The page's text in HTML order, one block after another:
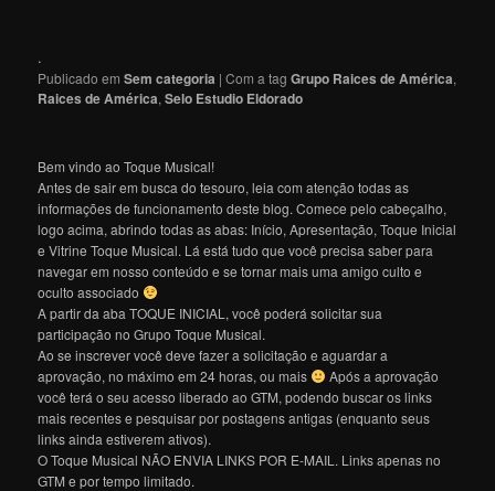
.
Publicado em Sem categoria |Com a tagGrupo Raices de América,
Raices de América,Selo Estudio Eldorado
Bem vindo ao Toque Musical!
Antes de sair em busca do tesouro, leia com atenção todas as
informações de funcionamento deste blog. Comece pelo cabeçalho,
logo acima, abrindo todas as abas: Início, Apresentação, Toque Inicial
e Vitrine Toque Musical. Lá está tudo que você precisa saber para
navegar em nosso conteúdo e se tornar mais uma amigo culto e
oculto associado
A partir da aba TOQUE INICIAL, você poderá solicitar sua
participação no Grupo Toque Musical.
Ao se inscrever você deve fazer a solicitação e aguardar a
aprovação, no máximo em 24 horas, ou mais
Após a aprovação
você terá o seu acesso liberado ao GTM, podendo buscar os links
mais recentes e pesquisar por postagens antigas (enquanto seus
links ainda estiverem ativos).
O Toque Musical NÃO ENVIA LINKS POR E-MAIL. Links apenas no
GTM e por tempo limitado.